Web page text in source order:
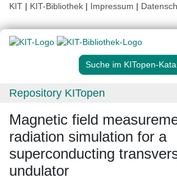
KIT | KIT-Bibliothek | Impressum |
Suche im KITopen-
Repository KITopen
Magnetic field
radiation simulation for a
superconducting
undulator